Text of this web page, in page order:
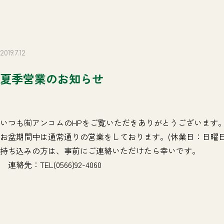
2019.7.12
夏季営業のお知らせ
いつも㈲アンコムのHPをご覧いただきありがとうございます
お盆期間中は通常通りの営業をしております。(休業日：日曜
持ち込みの方は、事前にご連絡いただけたら幸いです。
連絡先：TEL(0566)92-4060